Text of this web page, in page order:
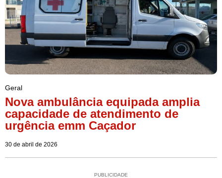
Geral
Nova ambulância equipada amplia
capacidade de atendimento de
urgência emm Caçador
30 de abril de 2026
PUBLICIDADE